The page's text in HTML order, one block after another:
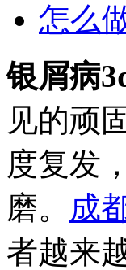
怎么
银屑病
见的顽
度复发
磨。 成
者越来